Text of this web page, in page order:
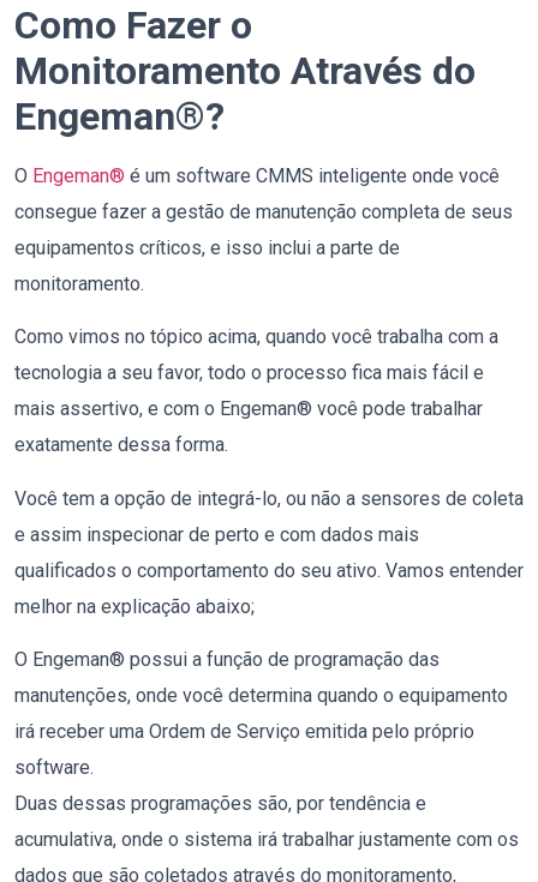
Como Fazer o
Monitoramento Através do
Engeman®?
O Engeman® é um software CMMS inteligente onde você
consegue fazer a gestão de manutenção completa de seus
equipamentos críticos, e isso inclui a parte de
monitoramento.
Como vimos no tópico acima, quando você trabalha com a
tecnologia a seu favor, todo o processo fica mais fácil e
mais assertivo, e com o Engeman® você pode trabalhar
exatamente dessa forma.
Você tem a opção de integrá-lo, ou não a sensores de coleta
e assim inspecionar de perto e com dados mais
qualificados o comportamento do seu ativo. Vamos entender
melhor na explicação abaixo;
O Engeman® possui a função de programação das
manutenções, onde você determina quando o equipamento
irá receber uma Ordem de Serviço emitida pelo próprio
software.
Duas dessas programações são, por tendência e
acumulativa, onde o sistema irá trabalhar justamente com os
dados que são coletados através do monitoramento,